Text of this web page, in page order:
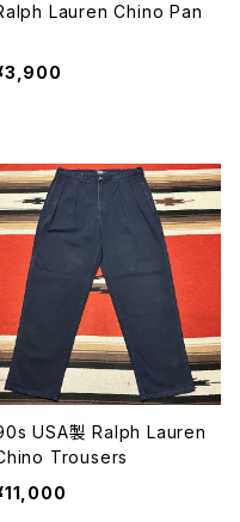
Lauren Chino Pan
USA製 Ralph Lauren
Trousers